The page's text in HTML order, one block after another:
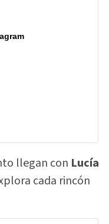
llegan con Lucía
cada rincón